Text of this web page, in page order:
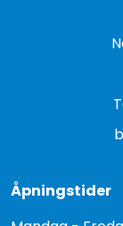
Åpningstider